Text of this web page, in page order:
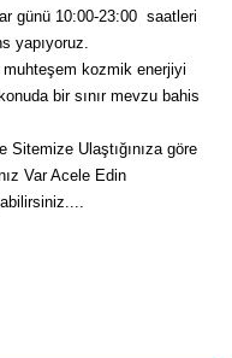
günü 10:00-23:00 saatleri
yapıyoruz.
muhteşem kozmik enerjiyi
bir sınır mevzu bahis
Ulaştığınıza göre
Var Acele Edin